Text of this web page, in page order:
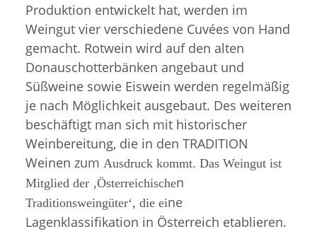
Produktion entwickelt hat, werden im
Weingut vier verschiedene Cuvées von Hand
gemacht. Rotwein wird auf den alten
Donauschotterbänken angebaut und
Süßweine sowie Eiswein werden regelmäßig
je nach Möglichkeit ausgebaut. Des weiteren
beschäftigt man sich mit historischer
Weinbereitung, die in den TRADITION
Weinen zum Ausdruck kommt. Das Weingut ist
Mitglied der ‚Österreichischen
Traditionsweingüter‘, die eine
Lagenklassifikation in Österreich etablieren.